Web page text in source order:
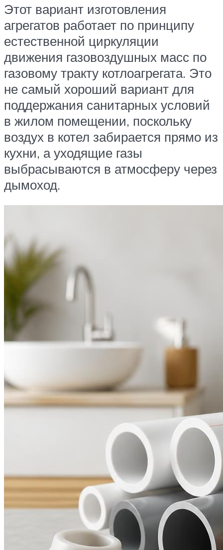
Этот вариант изготовления
агрегатов работает по принципу
естественной циркуляции
движения газовоздушных масс по
газовому тракту котлоагрегата. Это
не самый хороший вариант для
поддержания санитарных условий
в жилом помещении, поскольку
воздух в котел забирается прямо из
кухни, а уходящие газы
выбрасываются в атмосферу через
дымоход.